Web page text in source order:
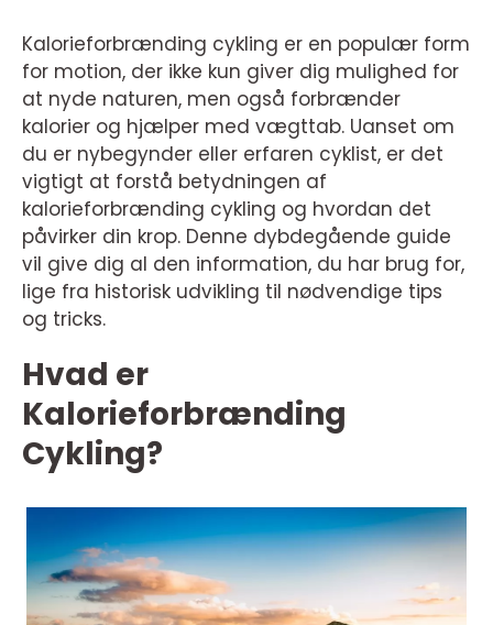
Kalorieforbrænding cykling er en populær form
for motion, der ikke kun giver dig mulighed for
at nyde naturen, men også forbrænder
kalorier og hjælper med vægttab. Uanset om
du er nybegynder eller erfaren cyklist, er det
vigtigt at forstå betydningen af
kalorieforbrænding cykling og hvordan det
påvirker din krop. Denne dybdegående guide
vil give dig al den information, du har brug for,
lige fra historisk udvikling til nødvendige tips
og tricks.
Hvad er
Kalorieforbrænding
Cykling?